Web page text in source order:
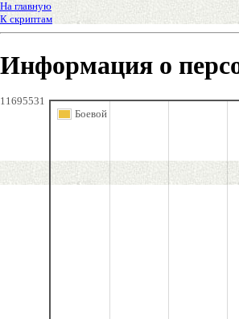
На главную
К скриптам
Информация о
11695531
Боевой